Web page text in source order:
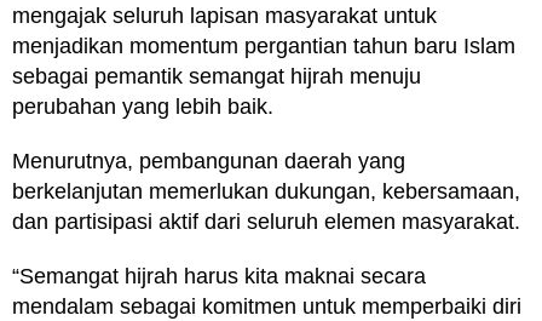
mengajak seluruh lapisan masyarakat untuk
menjadikan momentum pergantian tahun baru Islam
sebagai pemantik semangat hijrah menuju
perubahan yang lebih baik.
Menurutnya, pembangunan daerah yang
berkelanjutan memerlukan dukungan, kebersamaan,
dan partisipasi aktif dari seluruh elemen masyarakat.
“Semangat hijrah harus kita maknai secara
mendalam sebagai komitmen untuk memperbaiki diri